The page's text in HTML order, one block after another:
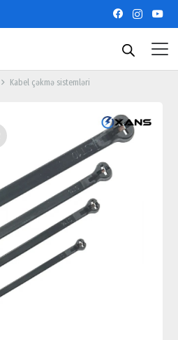
Kabel çəkmə sistemləri